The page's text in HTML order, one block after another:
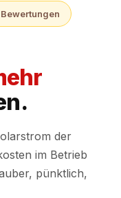
Bewertungen
der
im Betrieb
pünktlich,